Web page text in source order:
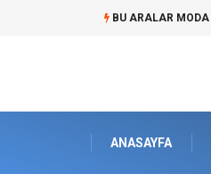
BU ARALAR MODA
ANASAYFA